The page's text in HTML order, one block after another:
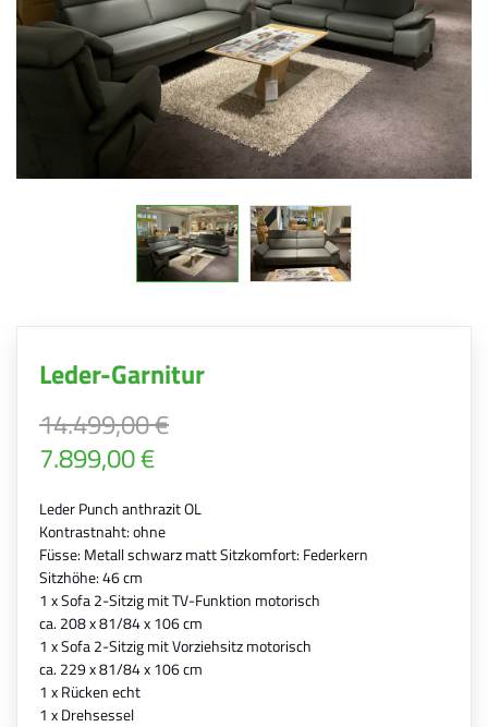
Leder-Garnitur
14.499,00 €
7.899,00 €
Leder Punch anthrazit OL
Kontrastnaht: ohne
Füsse: Metall schwarz matt Sitzkomfort: Federkern
Sitzhöhe: 46 cm
1 x Sofa 2-Sitzig mit TV-Funktion motorisch
ca. 208 x 81/84 x 106 cm
1 x Sofa 2-Sitzig mit Vorziehsitz motorisch
ca. 229 x 81/84 x 106 cm
1 x Rücken echt
1 x Drehsessel